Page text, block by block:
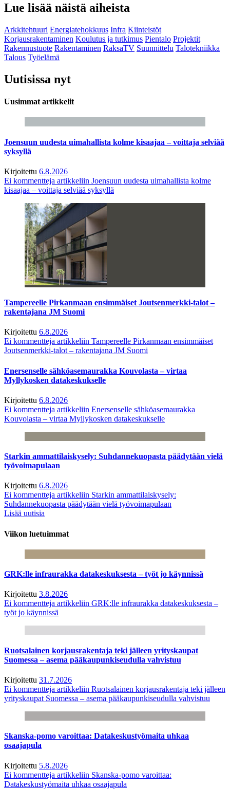
Lue lisää näistä aiheista
Arkkitehtuuri Energiatehokkuus Infra Kiinteistöt
Korjausrakentaminen Koulutus ja tutkimus Pientalo Projektit
Rakennustuote Rakentaminen RaksaTV Suunnittelu Talotekniikka
Talous Työelämä
Uutisissa nyt
Uusimmat artikkelit
Joensuun uudesta uimahallista kolme kisaajaa – voittaja selviää
syksyllä
Kirjoitettu 6.8.2026
Ei kommentteja artikkeliin Joensuun uudesta uimahallista kolme
kisaajaa – voittaja selviää syksyllä
Tampereelle Pirkanmaan ensimmäiset Joutsenmerkki-talot –
rakentajana JM Suomi
Kirjoitettu 6.8.2026
Ei kommentteja artikkeliin Tampereelle Pirkanmaan ensimmäiset
Joutsenmerkki-talot – rakentajana JM Suomi
Enersenselle sähköasemaurakka Kouvolasta – virtaa
Myllykosken datakeskukselle
Kirjoitettu 6.8.2026
Ei kommentteja artikkeliin Enersenselle sähköasemaurakka
Kouvolasta – virtaa Myllykosken datakeskukselle
Starkin ammattilaiskysely: Suhdannekuopasta päädytään vielä
työvoimapulaan
Kirjoitettu 6.8.2026
Ei kommentteja artikkeliin Starkin ammattilaiskysely:
Suhdannekuopasta päädytään vielä työvoimapulaan
Lisää uutisia
Viikon luetuimmat
GRK:lle infraurakka datakeskuksesta – työt jo käynnissä
Kirjoitettu 3.8.2026
Ei kommentteja artikkeliin GRK:lle infraurakka datakeskuksesta –
työt jo käynnissä
Ruotsalainen korjausrakentaja teki jälleen yrityskaupat
Suomessa – asema pääkaupunkiseudulla vahvistuu
Kirjoitettu 31.7.2026
Ei kommentteja artikkeliin Ruotsalainen korjausrakentaja teki jälleen
yrityskaupat Suomessa – asema pääkaupunkiseudulla vahvistuu
Skanska-pomo varoittaa: Datakeskustyömaita uhkaa
osaajapula
Kirjoitettu 5.8.2026
Ei kommentteja artikkeliin Skanska-pomo varoittaa:
Datakeskustyömaita uhkaa osaajapula